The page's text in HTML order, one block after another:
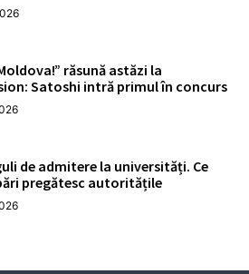
răsună astăzi la
Satoshi intră primul în concurs
de admitere la universități. Ce
pregătesc autoritățile